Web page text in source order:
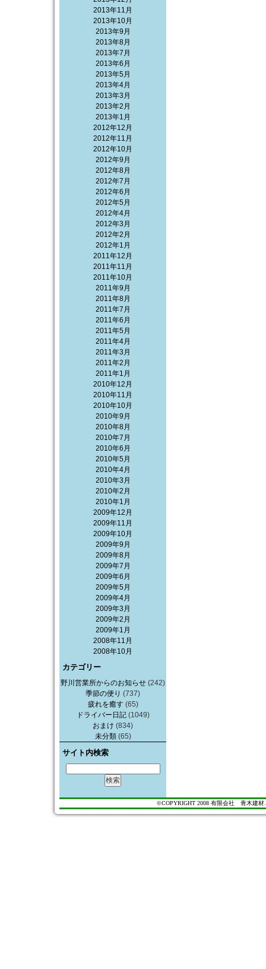
2013年11月
2013年10月
2013年9月
2013年8月
2013年7月
2013年6月
2013年5月
2013年4月
2013年3月
2013年2月
2013年1月
2012年12月
2012年11月
2012年10月
2012年9月
2012年8月
2012年7月
2012年6月
2012年5月
2012年4月
2012年3月
2012年2月
2012年1月
2011年12月
2011年11月
2011年10月
2011年9月
2011年8月
2011年7月
2011年6月
2011年5月
2011年4月
2011年3月
2011年2月
2011年1月
2010年12月
2010年11月
2010年10月
2010年9月
2010年8月
2010年7月
2010年6月
2010年5月
2010年4月
2010年3月
2010年2月
2010年1月
2009年12月
2009年11月
2009年10月
2009年9月
2009年8月
2009年7月
2009年6月
2009年5月
2009年4月
2009年3月
2009年2月
2009年1月
2008年11月
2008年10月
カテゴリー
野川営業所からのお知らせ (242)
季節の便り (737)
疲れを癒す(65)
ドライバー日記(1049)
おまけ (834)
未分類(65)
サイト内検索
©COPYRIGHT 2008 有限会社 青木建材.